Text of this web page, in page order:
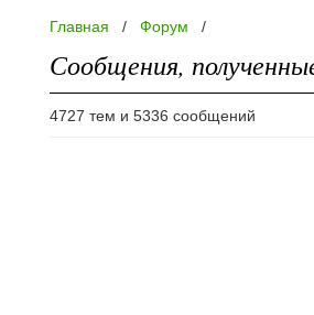
Главная / Форум /
Сообщения,
4727 тем и 5336 сообщений